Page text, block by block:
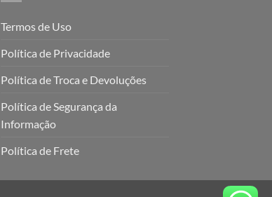
Termos de Uso
Política de Privacidade
Política de Troca e Devoluções
Política de Segurança da
Informação
Política de Frete